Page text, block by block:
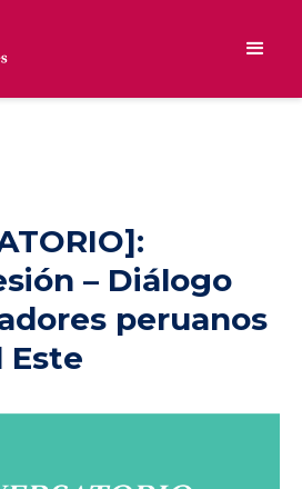
– Diálogo
peruanos
Este